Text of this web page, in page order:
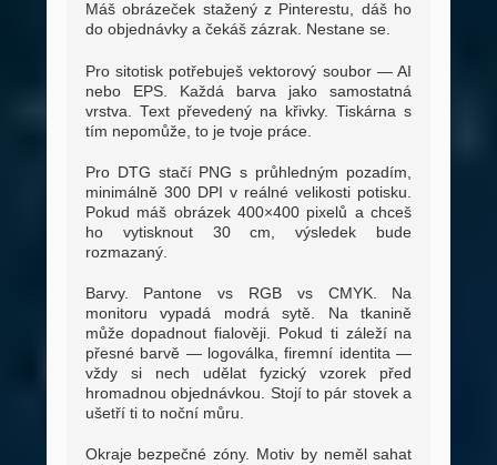
Máš obrázeček stažený z Pinterestu, dáš ho
do objednávky a čekáš zázrak. Nestane se.
Pro sitotisk potřebuješ vektorový soubor — AI
nebo EPS. Každá barva jako samostatná
vrstva. Text převedený na křivky. Tiskárna s
tím nepomůže, to je tvoje práce.
Pro DTG stačí PNG s průhledným pozadím,
minimálně 300 DPI v reálné velikosti potisku.
Pokud máš obrázek 400×400 pixelů a chceš
ho vytisknout 30 cm, výsledek bude
rozmazaný.
Barvy. Pantone vs RGB vs CMYK. Na
monitoru vypadá modrá sytě. Na tkanině
může dopadnout fialověji. Pokud ti záleží na
přesné barvě — logoválka, firemní identita —
vždy si nech udělat fyzický vzorek před
hromadnou objednávkou. Stojí to pár stovek a
ušetří ti to noční můru.
Okraje bezpečné zóny. Motiv by neměl sahat